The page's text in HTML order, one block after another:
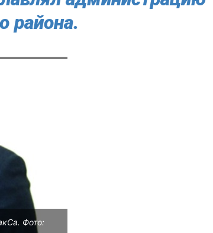
района.
Фото: